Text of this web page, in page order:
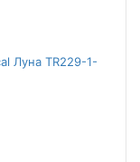
Луна TR229-1-